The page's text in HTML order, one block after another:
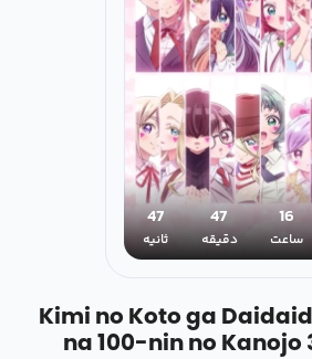
16
ساعت
47
دقیقه
46
ثانیه
Kimi no Koto ga
na 100-nin no Kanojo